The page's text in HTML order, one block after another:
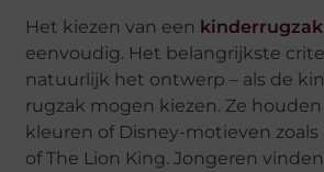
Het kiezen van een kinderrugzak
eenvoudig. Het belangrijkste
natuurlijk het ontwerp – als de
rugzak mogen kiezen. Ze houden
kleuren of Disney-motieven
of The Lion King. Jongeren